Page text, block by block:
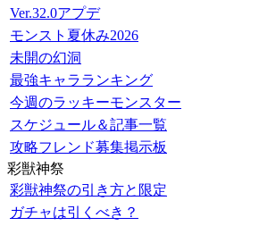
Ver.32.0アプデ
モンスト夏休み2026
未開の幻洞
最強キャラランキング
今週のラッキーモンスター
スケジュール＆記事一覧
攻略フレンド募集掲示板
彩獣神祭
彩獣神祭の引き方と限定
ガチャは引くべき？